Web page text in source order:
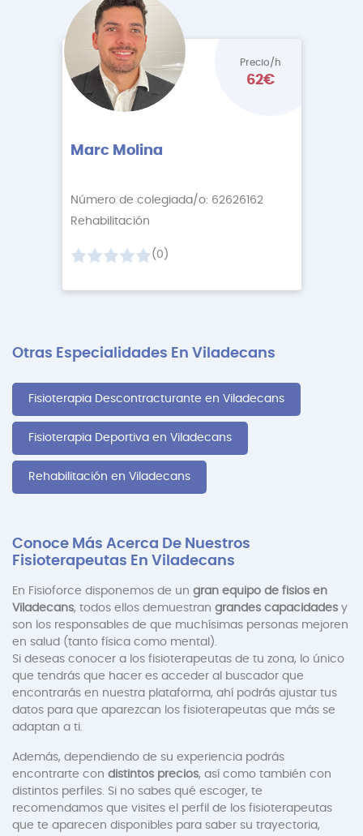
Precio/h
62€
Marc Molina
Número de colegiada/o: 62626162
Rehabilitación
(0)
Otras Especialidades En Viladecans
Fisioterapia Descontracturante en Viladecans
Fisioterapia Deportiva en Viladecans
Rehabilitación en Viladecans
Conoce Más Acerca De Nuestros
Fisioterapeutas En Viladecans
En Fisioforce disponemos de un gran equipo de fisios en
Viladecans, todos ellos demuestran grandes capacidades y
son los responsables de que muchísimas personas mejoren
en salud (tanto física como mental).
Si deseas conocer a los fisioterapeutas de tu zona, lo único
que tendrás que hacer es acceder al buscador que
encontrarás en nuestra plataforma, ahí podrás ajustar tus
datos para que aparezcan los fisioterapeutas que más se
adaptan a ti.
Además, dependiendo de su experiencia podrás
encontrarte con distintos precios, así como también con
distintos perfiles. Si no sabes qué escoger, te
recomendamos que visites el perfil de los fisioterapeutas
que te aparecen disponibles para saber su trayectoria,